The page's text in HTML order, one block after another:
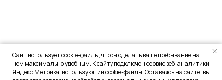
Сайт использует cookie-файлы, чтобы сделать ваше пребывание на
нем максимально удобным. К сайту подключен сервис веб-аналитики
Яндекс.Метрика, использующий cookie-файлы. Оставаясь на сайте, вы